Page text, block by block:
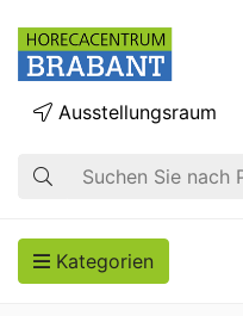
Suche
Ausstellungsraum
Kategorien